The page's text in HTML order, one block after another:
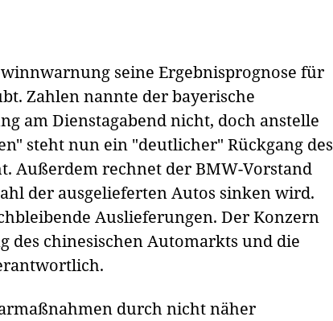
seine Ergebnisprognose für
Zahlen nannte der bayerische
am Dienstagabend nicht, doch anstelle
steht nun ein "deutlicher" Rückgang des
Außerdem rechnet der BMW-Vorstand
der ausgelieferten Autos sinken wird.
Auslieferungen. Der Konzern
des chinesischen Automarkts und die
durch nicht näher